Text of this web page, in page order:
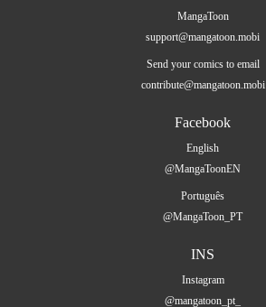
MangaToon
support@mangatoon.mobi
Send your comics to email
contribute@mangatoon.mobi
Facebook
English
@MangaToonEN
Português
@MangaToon_PT
INS
Instagram
@mangatoon_pt_